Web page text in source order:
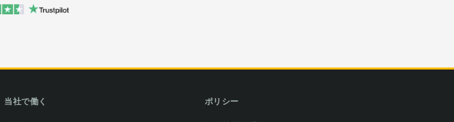
当社で働く ポリシー